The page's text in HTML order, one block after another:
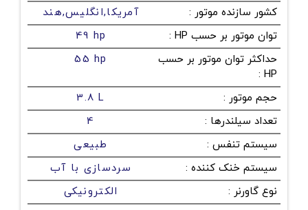
کشور سازنده موتور :
آمریکا,انگلیس,هند
توان موتور بر حسب HP
:
49 hp
حداکثر توان موتور بر حسب
HP
:
55 hp
حجم موتور :
3.8 L
تعداد سیلندرها :
4
سیستم تنفس :
طبیعی
سیستم خنک کننده :
سردسازی با آب
نوع گاورنر :
الکترونیکی